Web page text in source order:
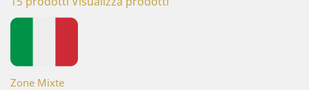
Zone Mixte